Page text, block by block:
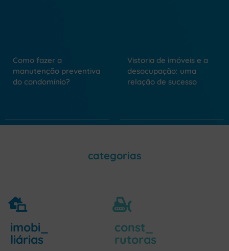
Como fazer a
manutenção preventiva
do condomínio?
Vistoria de imóveis e a
desocupação: uma
relação de sucesso
categorias
imobi_
liárias
const_
rutoras